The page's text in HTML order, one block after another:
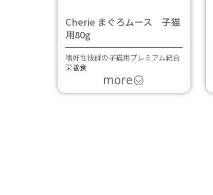
Cherie まぐろムース 子猫
用80g
嗜好性抜群の子猫用プレミアム総合
栄養食